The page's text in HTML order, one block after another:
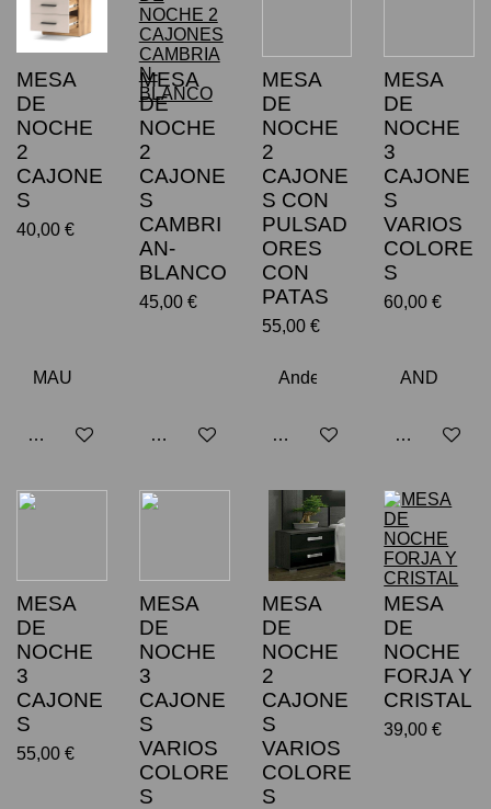
MESA
DE
NOCHE
2
CAJONE
S
40,00 €
Añadir al carrito
MESA
DE
NOCHE
2
CAJONE
S
CAMBRI
AN-
BLANCO
45,00 €
Añadir al carrito
MESA
DE
NOCHE
2
CAJONE
S CON
PULSAD
ORES
CON
PATAS
55,00 €
Añadir al carrito
MESA
DE
NOCHE
3
CAJONE
S
VARIOS
COLORE
S
60,00 €
Añadir al
MESA
DE
NOCHE
3
CAJONE
S
55,00 €
MESA
DE
NOCHE
3
CAJONE
S
VARIOS
COLORE
S
MESA
DE
NOCHE
2
CAJONE
S
VARIOS
COLORE
S
MESA
DE
NOCHE
FORJA Y
CRISTAL
39,00 €